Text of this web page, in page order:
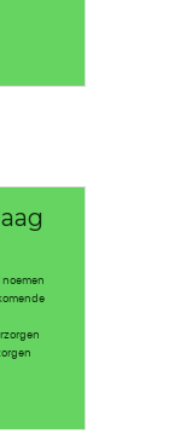
noemen